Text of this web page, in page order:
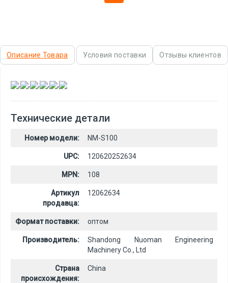
Описание Товара Условия поставки Отзывы клиентов
, , , , ,
Технические детали
Номер модели: NM-S100
UPC: 120620252634
MPN: 108
Артикул
продавца:
12062634
Формат поставки: оптом
Производитель:
Shandong Nuoman Engineering
Machinery Co., Ltd
Страна
происхождения:
China